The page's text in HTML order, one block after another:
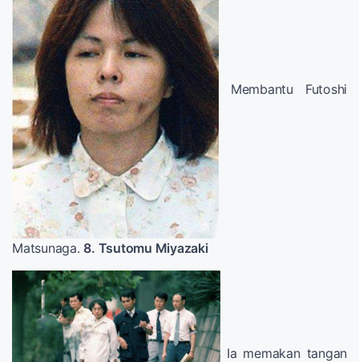
Membantu Futoshi
Matsunaga. 8. Tsutomu Miyazaki
Ia memakan tangan